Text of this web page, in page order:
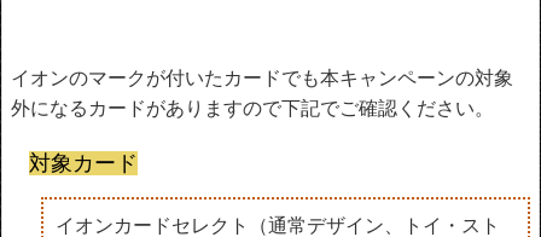
イオンのマークが付いたカードでも本キャンペーンの対象
外になるカードがありますので下記でご確認ください。
対象カード
イオンカードセレクト（通常デザイン、トイ・スト